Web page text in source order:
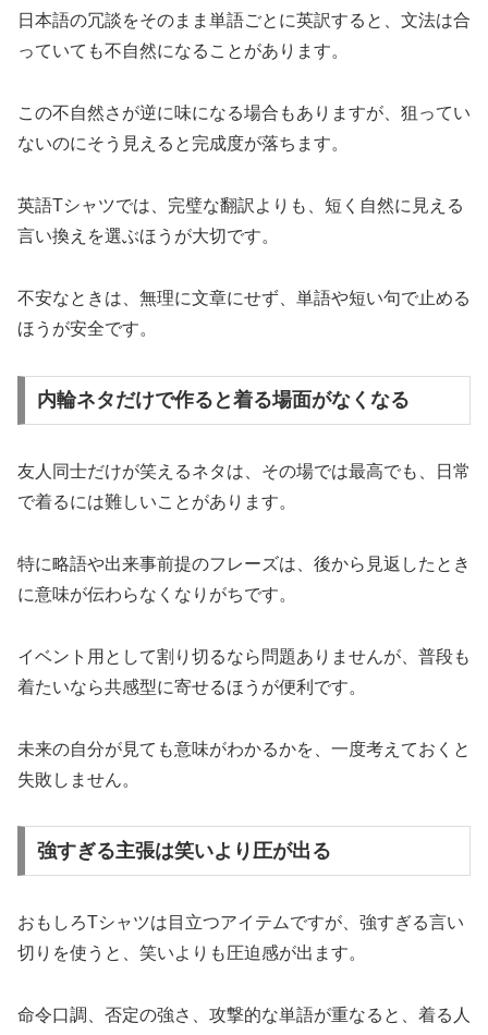
日本語の冗談をそのまま単語ごとに英訳すると、文法は合
っていても不自然になることがあります。
この不自然さが逆に味になる場合もありますが、狙ってい
ないのにそう見えると完成度が落ちます。
英語Tシャツでは、完璧な翻訳よりも、短く自然に見える
言い換えを選ぶほうが大切です。
不安なときは、無理に文章にせず、単語や短い句で止める
ほうが安全です。
内輪ネタだけで作ると着る場面がなくなる
友人同士だけが笑えるネタは、その場では最高でも、日常
で着るには難しいことがあります。
特に略語や出来事前提のフレーズは、後から見返したとき
に意味が伝わらなくなりがちです。
イベント用として割り切るなら問題ありませんが、普段も
着たいなら共感型に寄せるほうが便利です。
未来の自分が見ても意味がわかるかを、一度考えておくと
失敗しません。
強すぎる主張は笑いより圧が出る
おもしろTシャツは目立つアイテムですが、強すぎる言い
切りを使うと、笑いよりも圧迫感が出ます。
命令口調、否定の強さ、攻撃的な単語が重なると、着る人